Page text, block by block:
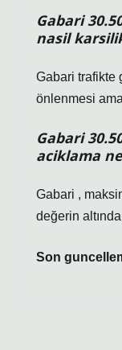
Gabari
nasil
Gabari trafikte
önlenmesi
Gabari
aciklama
Gabari ,
değerin
Son